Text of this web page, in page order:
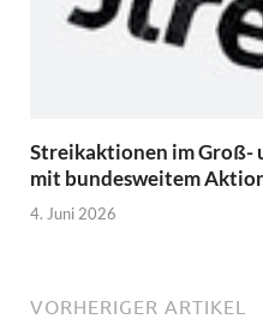
Streikaktionen im Groß-
mit bundesweitem
4. Juni 2026
VORHERIGER ARTIKEL